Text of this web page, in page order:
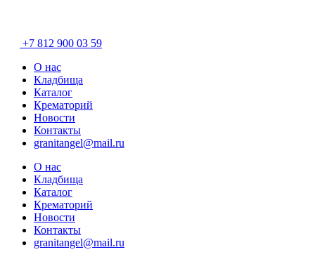
+7 812 900 03 59
О нас
Кладбища
Каталог
Крематорий
Новости
Контакты
granitangel@mail.ru
О нас
Кладбища
Каталог
Крематорий
Новости
Контакты
granitangel@mail.ru